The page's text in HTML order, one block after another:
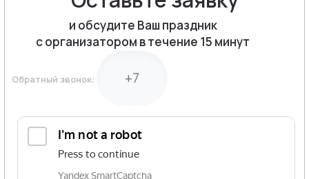
и обсудите Ваш праздник
с организатором в течение 15 минут
Обратный звонок: